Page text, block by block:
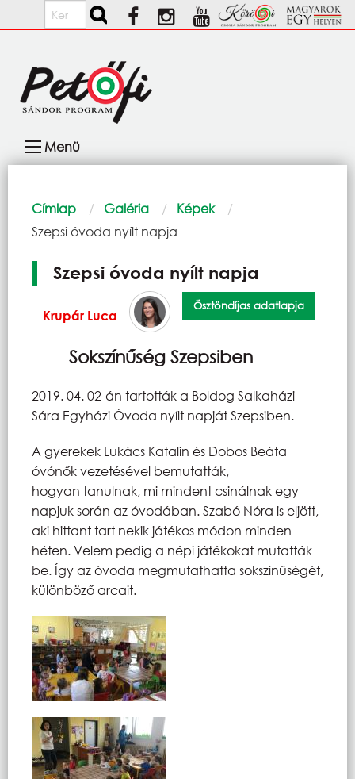
Ugrás a tartalomra
Keresés
navigáció
Menü
Morzsa
Címlap Galéria
Képek
Current:
Szepsi óvoda nyílt napja
Szepsi óvoda nyílt napja
Krupár Luca
Ösztöndíjas adatlapja
Sokszínűség Szepsiben
2019. 04. 02-án tartották a Boldog Salkaházi
Sára Egyházi Óvoda nyílt napját Szepsiben.
A gyerekek Lukács Katalin és Dobos Beáta
óvónők vezetésével bemutatták,
hogyan tanulnak, mi mindent csinálnak egy
napjuk során az óvodában. Szabó Nóra is eljött,
aki hittant tart nekik játékos módon minden
héten. Velem pedig a népi játékokat mutatták
be. Így az óvoda megmutathatta sokszínűségét,
különböző arcait.